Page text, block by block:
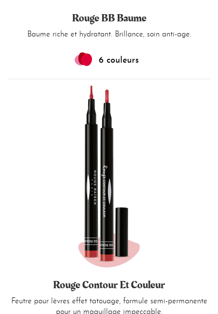
Rouge BB Baume
Baume riche et hydratant. Brillance, soin anti-age.
6 couleurs
Rouge Contour Et Couleur
Feutre pour lèvres effet tatouage, formule semi-permanente
pour un maquillage impeccable.